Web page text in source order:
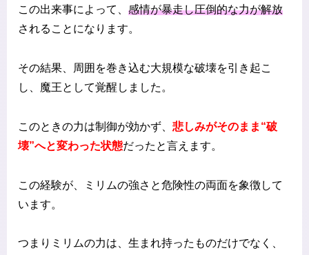
この出来事によって、 感情が暴走し圧倒的な力が解放
されることになります。
その結果、周囲を巻き込む大規模な破壊を引き起こ
し、魔王として覚醒しました。
このときの力は制御が効かず、 悲しみがそのまま“破
壊”へと変わった状態だったと言えます。
この経験が、ミリムの強さと危険性の両面を象徴して
います。
つまりミリムの力は、生まれ持ったものだけでなく、